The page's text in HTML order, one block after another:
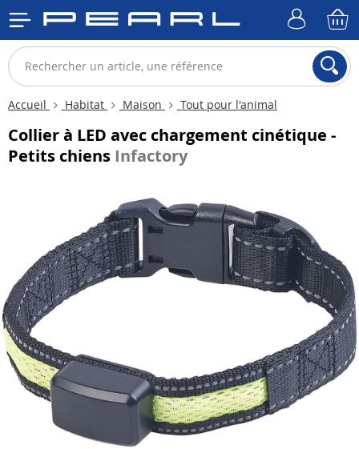
Accueil Habitat Maison Tout pour l'animal
Collier à LED avec chargement cinétique -
Petits chiens Infactory